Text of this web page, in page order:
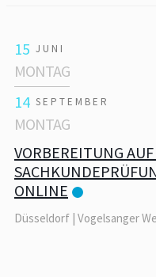
15 JUNI
MONTAG
14 SEPTEMBER
MONTAG
VORBEREITUNG
ONLINE
Düsseldorf | Vogelsanger